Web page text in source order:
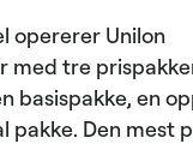
opererer Unilon
med tre
basispakke, en
pakke. Den mest